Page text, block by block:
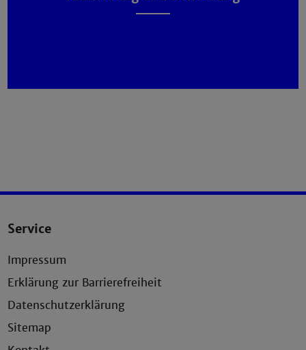
Service
Impressum
Erklärung zur Barrierefreiheit
Datenschutzerklärung
Sitemap